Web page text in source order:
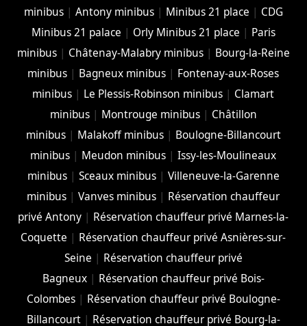
minibus| Antony minibus| Minibus 21 place | CDG
Minibus 21 palace | Orly Minibus 21 place | Paris
minibus| Châtenay-Malabry minibus| Bourg-la-Reine
minibus | Bagneux minibus | Fontenay-aux-Roses
minibus | Le Plessis-Robinson minibus | Clamart
minibus| Montrouge minibus| Châtillon
minibus| Malakoff minibus| Boulogne-Billancourt
minibus | Meudon minibus |Issy-les-Moulineaux
minibus| Sceaux minibus| Villeneuve-la-Garenne
minibus |Vanves minibus | Réservation chauffeur
privé Antony | Réservation chauffeur privé Marnes-la-
Coquette | Réservation chauffeur privé Asnières-sur-
Seine | Réservation chauffeur privé
Bagneux| Réservation chauffeur privé Bois-
Colombes| Réservation chauffeur privé Boulogne-
Billancourt| Réservation chauffeur privé Bourg-la-